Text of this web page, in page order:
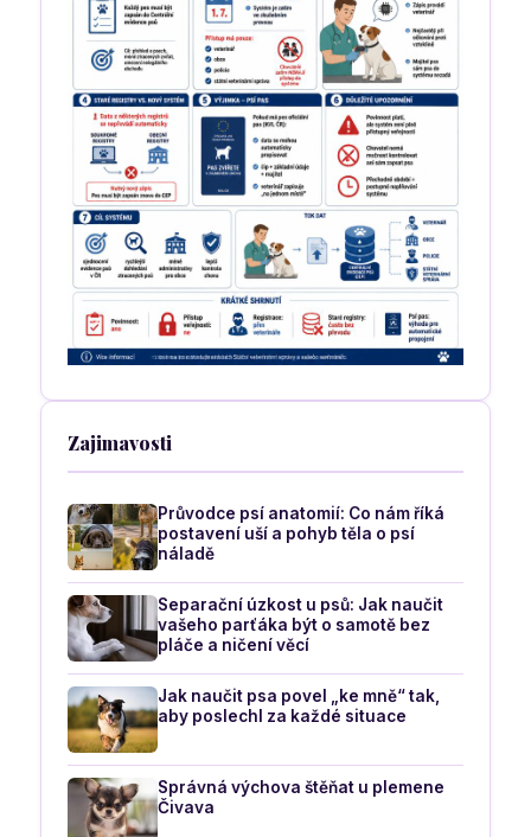
Zajimavosti
Průvodce psí anatomií: Co nám říká
postavení uší a pohyb těla o psí
náladě
Separační úzkost u psů: Jak naučit
vašeho parťáka být o samotě bez
pláče a ničení věcí
Jak naučit psa povel „ke mně“ tak,
aby poslechl za každé situace
Správná výchova štěňat u plemene
Čivava